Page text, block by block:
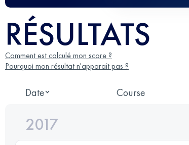
RÉSULTATS
Comment est calculé mon score ?
Pourquoi mon résultat n'apparaît pas ?
Date Course
2017